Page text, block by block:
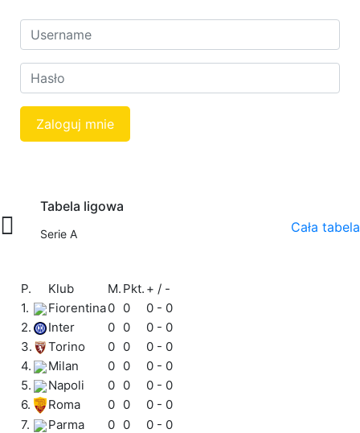
Tabela ligowa
Serie A Cała tabela
P. Klub M. Pkt. + / -
1.
Fiorentina0 0
0 - 0
2.
Inter 0 0
0 - 0
3.
Torino 0 0
0 - 0
4.
Milan 0 0
0 - 0
5.
Napoli 0 0
0 - 0
6.
Roma 0 0
0 - 0
7.
Parma 0 0 0 - 0